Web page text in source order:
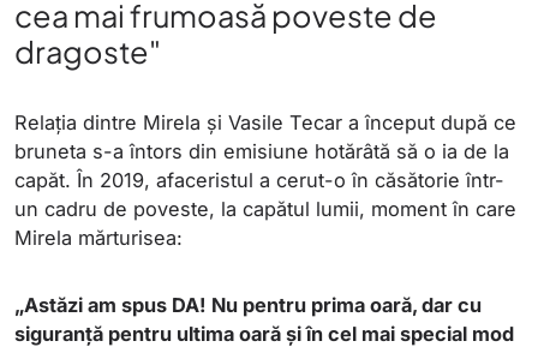
cea mai frumoasă poveste de
dragoste"
Relația dintre Mirela și Vasile Tecar a început după ce
bruneta s-a întors din emisiune hotărâtă să o ia de la
capăt. În 2019, afaceristul a cerut-o în căsătorie într-
un cadru de poveste, la capătul lumii, moment în care
Mirela mărturisea:
„Astăzi am spus DA! Nu pentru prima oară, dar cu
siguranță pentru ultima oară și în cel mai special mod